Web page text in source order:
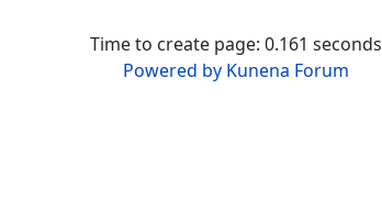
Time to create page: 0.161 seconds
Powered by Kunena Forum